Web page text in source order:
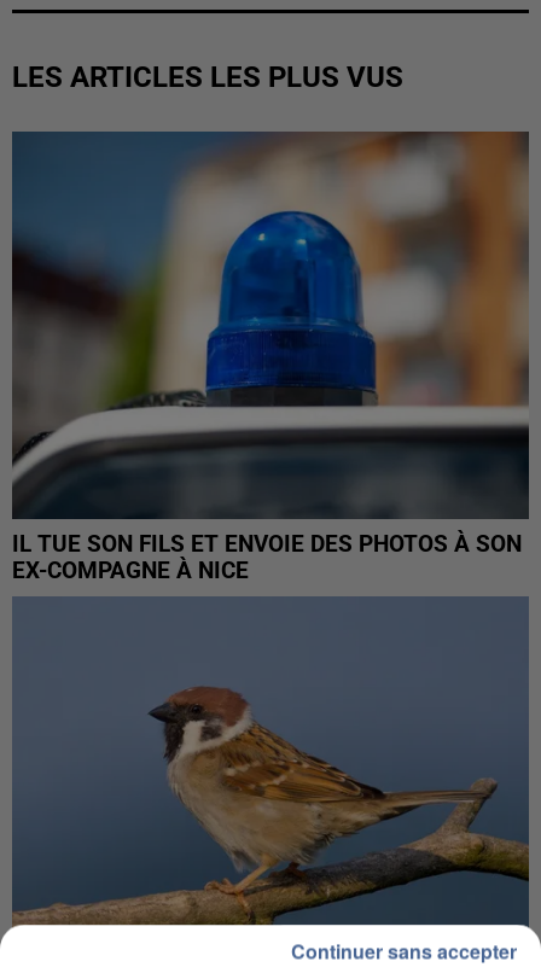
LES ARTICLES LES PLUS VUS
IL TUE SON FILS ET ENVOIE DES PHOTOS À SON
EX-COMPAGNE À NICE
Continuer sans accepter